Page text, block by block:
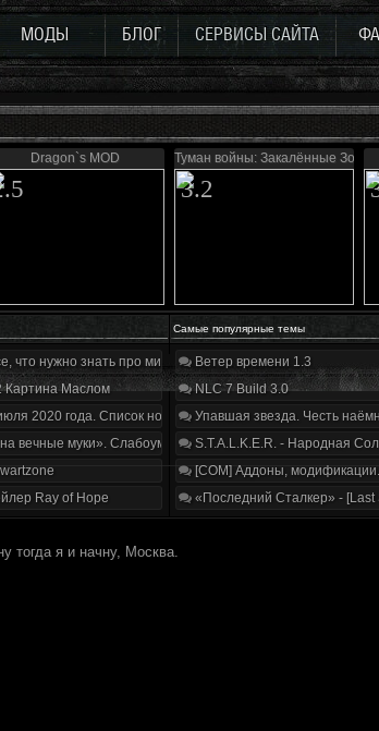
МОДЫ БЛОГ СЕРВИСЫ САЙТА
Dragon`s MOD Туман войны: Закалённые Зоной
3.2
Самые популярные темы
что нужно знать про мир, геймплей и сюжет | Разбор
Картина Маслом
2020 года. Список нововведений
вечные муки». Слабоумие и отвага
Ray of Hope
Ветер времени 1.3
NLC 7 Build 3.0
Упавшая звезда. Честь
S.T.A.L.K.E.R. - Народная
[COM] Аддоны, модификации.
«Последний Сталкер» - [Last
тогда я и начну, Москва.